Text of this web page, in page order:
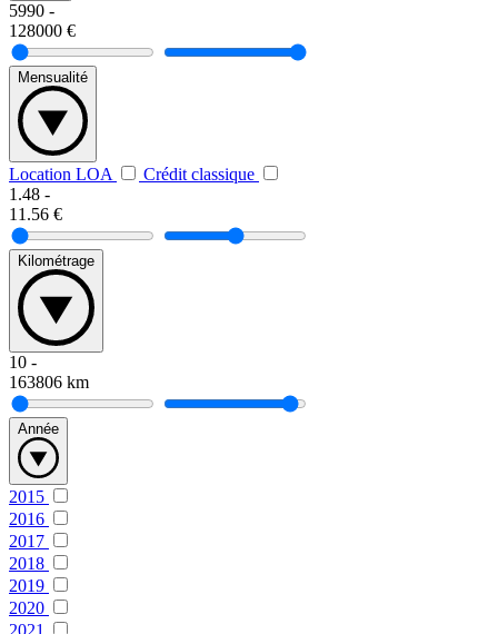
5990 -
128000 €
Mensualité
Location LOA
Crédit classique
1.48 -
11.56 €
Kilométrage
10 -
163806 km
Année
2015
2016
2017
2018
2019
2020